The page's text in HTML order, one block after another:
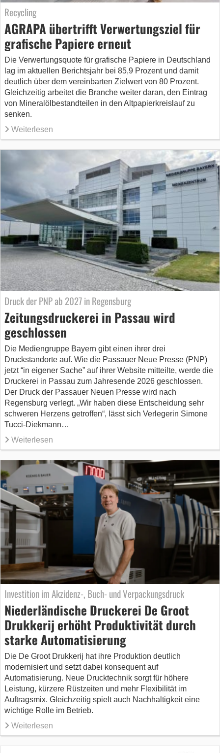
Recycling
AGRAPA übertrifft Verwertungsziel für
grafische Papiere erneut
Die Verwertungsquote für grafische Papiere in Deutschland
lag im aktuellen Berichtsjahr bei 85,9 Prozent und damit
deutlich über dem vereinbarten Zielwert von 80 Prozent.
Gleichzeitig arbeitet die Branche weiter daran, den Eintrag
von Mineralölbestandteilen in den Altpapierkreislauf zu
senken.
Weiterlesen
Druck der PNP ab 2027 in Regensburg
Zeitungsdruckerei in Passau wird
geschlossen
Die Mediengruppe Bayern gibt einen ihrer drei
Druckstandorte auf. Wie die Passauer Neue Presse (PNP)
jetzt “in eigener Sache” auf ihrer Website mitteilte, werde die
Druckerei in Passau zum Jahresende 2026 geschlossen.
Der Druck der Passauer Neuen Presse wird nach
Regensburg verlegt. „Wir haben diese Entscheidung sehr
schweren Herzens getroffen“, lässt sich Verlegerin Simone
Tucci-Diekmann…
Weiterlesen
Investition im Akzidenz-, Buch- und Verpackungsdruck
Niederländische Druckerei De Groot
Drukkerij erhöht Produktivität durch
starke Automatisierung
Die De Groot Drukkerij hat ihre Produktion deutlich
modernisiert und setzt dabei konsequent auf
Automatisierung. Neue Drucktechnik sorgt für höhere
Leistung, kürzere Rüstzeiten und mehr Flexibilität im
Auftragsmix. Gleichzeitig spielt auch Nachhaltigkeit eine
wichtige Rolle im Betrieb.
Weiterlesen